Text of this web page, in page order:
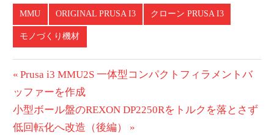
MMU ORIGINAL PRUSA I3 クローン PRUSA I3
モノづくり機材
投
稿
ナ
前
の
投
稿:
Prusa i3 MMU2S 一体型コンパクトフィラメントバ
ッファーを作成
次
の
小型ボール盤のREXON DP2250Rをトルクを落とさず
低回転化へ改造（後編）